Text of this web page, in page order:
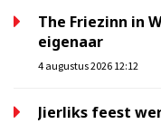
The Friezinn in
eigenaar
4 augustus 2026 12:12
Jierliks feest